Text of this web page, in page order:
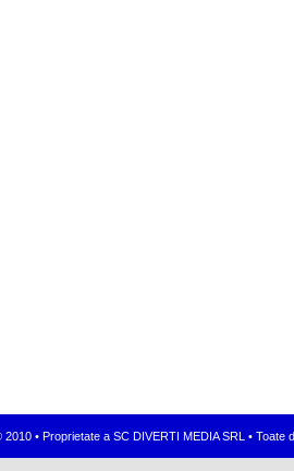
2010 • Proprietate a SC DIVERTI MEDIA SRL •